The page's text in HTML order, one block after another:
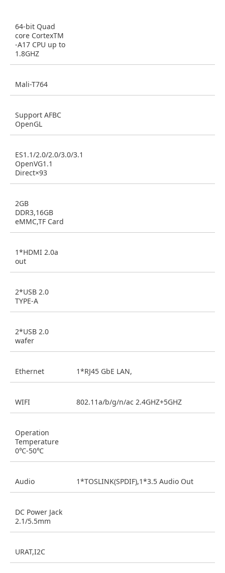
64-bit Quad
core CortexTM
-A17 CPU up to
1.8GHZ
Mali-T764
Support AFBC
OpenGL
ES1.1/2.0/2.0/3.0/3.1
OpenVG1.1
Direct×93
2GB
DDR3,16GB
eMMC,TF Card
1*HDMI 2.0a
out
2*USB 2.0
TYPE-A
2*USB 2.0
wafer
Ethernet 1*RJ45 GbE LAN,
WIFI 802.11a/b/g/n/ac 2.4GHZ+5GHZ
Operation
Temperature
0℃-50℃
Audio 1*TOSLINK(SPDIF),1*3.5 Audio Out
DC Power Jack
2.1/5.5mm
URAT,I2C